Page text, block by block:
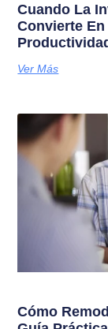
Cuando La
Convierte
Ver Más
Cómo